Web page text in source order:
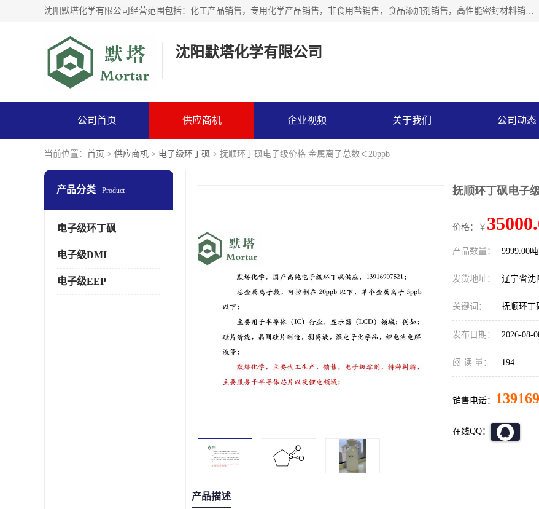
沈阳默塔化学有限公司经营范围包括：化工产品销售，专用化学产品销售，非食用盐销售，食品添加剂销售，高性能密封材料销售，涂料销售，合成材料销售，工程塑料及合成树脂销售等；主要产品有高纯电子级环丁砜，总金属离子可控制在ppb级别、纯度高、颜色浅、耐高温分解时间长，特别适合于半导体制造，硅片晶圆制造，清洗湿电子化学品，锂电池电解液，电子油墨，特种材料等高端行业；也适用于医药合成。
沈阳默塔化学有限公司
公司首页 供应商机 企业视频 关于我们 公司动态
当前位置： 首页 > 供应商机 > 电子级环丁砜 > 抚顺环丁砜电子级价格 金属离子总数＜20ppb
产品分类 Product
电子级环丁砜
电子级DMI
电子级EEP
抚顺环丁砜电子
价格：￥
产品数量： 9999.00吨
发货地址： 辽宁省沈
关键词： 抚顺环丁
发布日期： 2026-08-
阅 读 量： 194
销售电话：
在线QQ：
产品描述